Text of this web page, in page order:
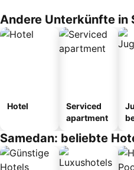
Andere Unterkünfte in
Hotel
Serviced
apartment
Samedan: beliebte